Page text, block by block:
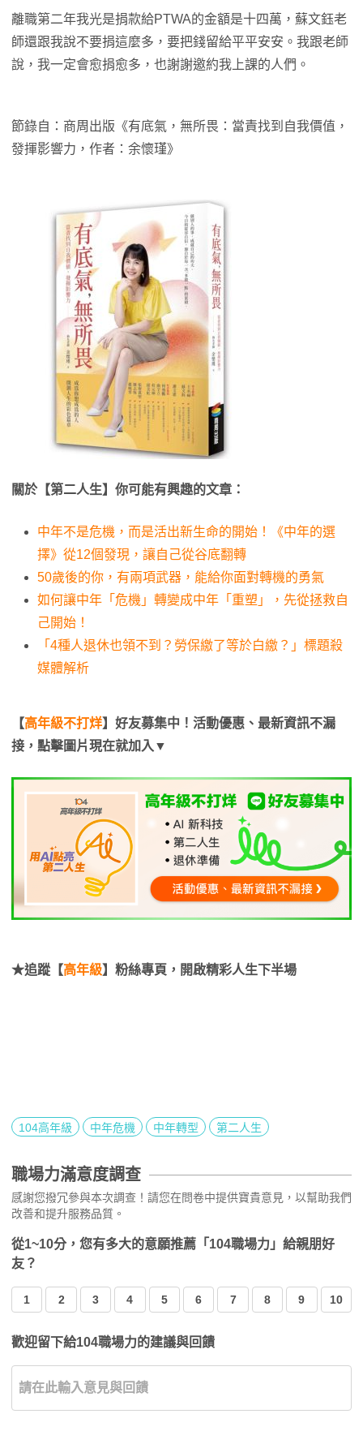
離職第二年我光是捐款給PTWA的金額是十四萬，蘇文鈺老
師還跟我說不要捐這麼多，要把錢留給平平安安。我跟老師
說，我一定會愈捐愈多，也謝謝邀約我上課的人們。
節錄自：商周出版《有底氣，無所畏：當責找到自我價值，
發揮影響力，作者：余懷瑾》
關於【第二人生】你可能有興趣的文章：
中年不是危機，而是活出新生命的開始！《中年的選
擇》從12個發現，讓自己從谷底翻轉
50歲後的你，有兩項武器，能給你面對轉機的勇氣
如何讓中年「危機」轉變成中年「重塑」，先從拯救自
己開始！
「4種人退休也領不到？勞保繳了等於白繳？」標題殺
媒體解析
【高年級不打烊】好友募集中！活動優惠、最新資訊不漏
接，點擊圖片現在就加入▼
★追蹤【高年級】粉絲專頁，開啟精彩人生下半場
104高年級 中年危機 中年轉型 第二人生
職場力滿意度調查
感謝您撥冗參與本次調查！請您在問卷中提供寶貴意見，以幫助我們
改善和提升服務品質。
從1~10分，您有多大的意願推薦「104職場力」給親朋好
友？
1 2 3 4 5 6 7 8 9 10
歡迎留下給104職場力的建議與回饋